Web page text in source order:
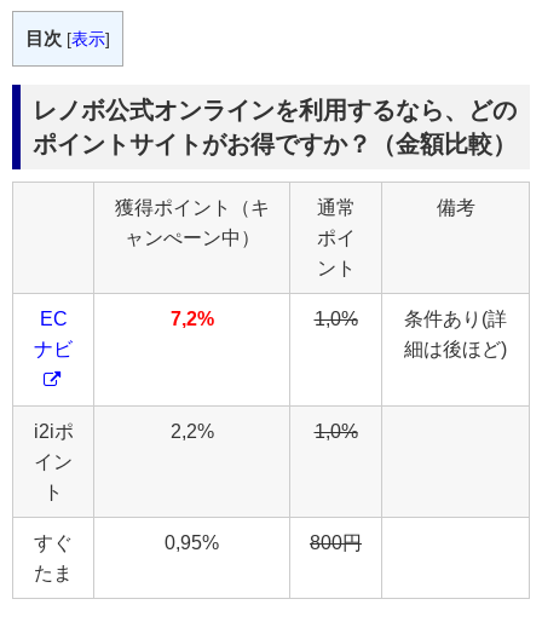
目次 [表示]
レノボ公式オンラインを利用するなら、どの
ポイントサイトがお得ですか？（金額比較）
獲得ポイント（キ
ャンぺーン中）
通常
ポイ
ント
備考
EC
ナビ
7,2% 1,0%
条件あり(詳
細は後ほど)
i2iポ
イン
ト
2,2% 1,0%
すぐ
たま
0,95% 800円